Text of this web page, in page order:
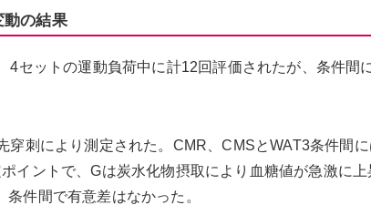
動の結果
4セットの運動負荷中に計12回評価されたが、条件間
穿刺により測定された。CMR、CMSとWAT3条件間
イントで、Gは炭水化物摂取により血糖値が急激に
件間で有意差はなかった。